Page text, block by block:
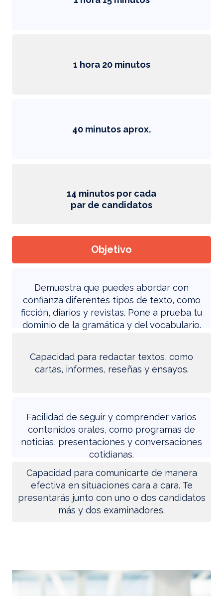
1 hora 20 minutos
40 minutos aprox.
14 minutos por cada
par de candidatos
Objetivo
Demuestra que puedes abordar con
confianza diferentes tipos de texto, como
ficción, diarios y revistas. Pone a prueba tu
dominio de la gramática y del vocabulario.
Capacidad para redactar textos, como
cartas, informes, reseñas y ensayos.
Facilidad de seguir y comprender varios
contenidos orales, como programas de
noticias, presentaciones y conversaciones
cotidianas.
Capacidad para comunicarte de manera
efectiva en situaciones cara a cara. Te
presentarás junto con uno o dos candidatos
más y dos examinadores.